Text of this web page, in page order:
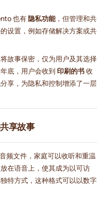
也有隐私功能，但管理和共
设置，例如存储解决方案或共
故事保密，仅为用户及其选择
底，用户会收到 印刷的书收
享，为隐私和控制增添了一层
享故事
频文件，家庭可以收听和重温
在语音上，使其成为以可访
特方式，这种格式可以以数字